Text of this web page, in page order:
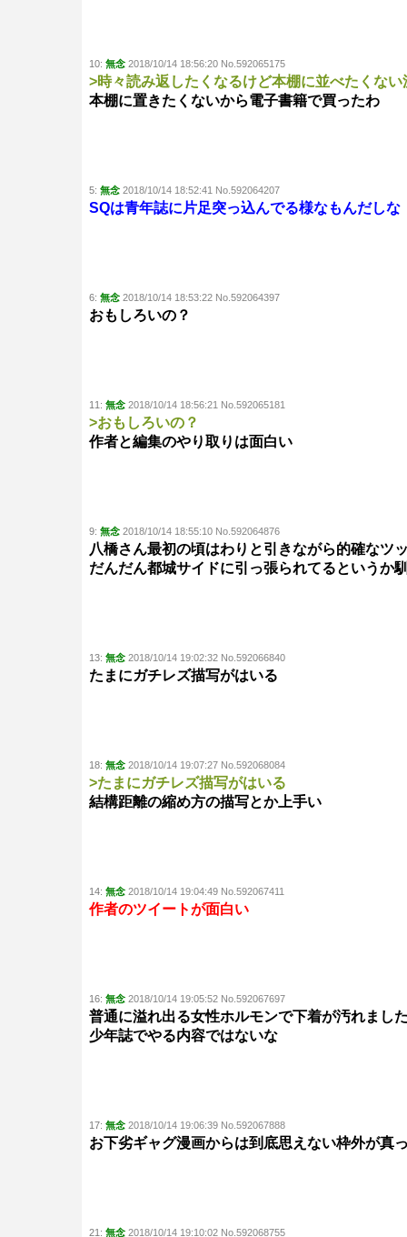
10: 無念 2018/10/14 18:56:20 No.592065175
>時々読み返したくなるけど本棚に並べたくない
本棚に置きたくないから電子書籍で買ったわ
5: 無念 2018/10/14 18:52:41 No.592064207
SQは青年誌に片足突っ込んでる様なもんだしな
6: 無念 2018/10/14 18:53:22 No.592064397
おもしろいの？
11: 無念 2018/10/14 18:56:21 No.592065181
>おもしろいの？
作者と編集のやり取りは面白い
9: 無念 2018/10/14 18:55:10 No.592064876
八橋さん最初の頃はわりと引きながら的確なツ
だんだん都城サイドに引っ張られてるというか
13: 無念 2018/10/14 19:02:32 No.592066840
たまにガチレズ描写がはいる
18: 無念 2018/10/14 19:07:27 No.592068084
>たまにガチレズ描写がはいる
結構距離の縮め方の描写とか上手い
14: 無念 2018/10/14 19:04:49 No.592067411
作者のツイートが面白い
16: 無念 2018/10/14 19:05:52 No.592067697
普通に溢れ出る女性ホルモンで下着が汚れまし
少年誌でやる内容ではないな
17: 無念 2018/10/14 19:06:39 No.592067888
お下劣ギャグ漫画からは到底思えない枠外が真
21: 無念 2018/10/14 19:10:02 No.592068755